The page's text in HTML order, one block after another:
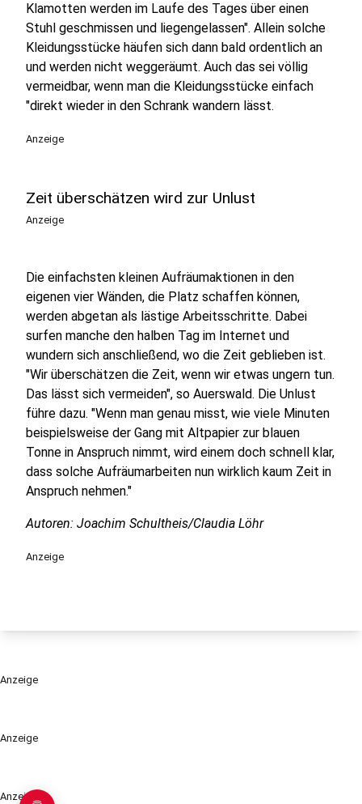
Anzeige
Anzeige
Klamotten werden im Laufe des Tages über einen
Stuhl geschmissen und liegengelassen". Allein solche
Kleidungsstücke häufen sich dann bald ordentlich an
und werden nicht weggeräumt. Auch das sei völlig
vermeidbar, wenn man die Kleidungsstücke einfach
"direkt wieder in den Schrank wandern lässt.
Anzeige
Zeit überschätzen wird zur Unlust
Anzeige
Die einfachsten kleinen Aufräumaktionen in den
eigenen vier Wänden, die Platz schaffen können,
werden abgetan als lästige Arbeitsschritte. Dabei
surfen manche den halben Tag im Internet und
wundern sich anschließend, wo die Zeit geblieben ist.
"Wir überschätzen die Zeit, wenn wir etwas ungern tun.
Das lässt sich vermeiden", so Auerswald. Die Unlust
führe dazu. "Wenn man genau misst, wie viele Minuten
beispielsweise der Gang mit Altpapier zur blauen
Tonne in Anspruch nimmt, wird einem doch schnell klar,
dass solche Aufräumarbeiten nun wirklich kaum Zeit in
Anspruch nehmen."
Autoren: Joachim Schultheis/Claudia Löhr
Anzeige
Anzeige